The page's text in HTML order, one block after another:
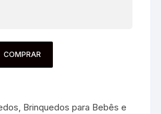
COMPRAR
, Brinquedos para Bebês e